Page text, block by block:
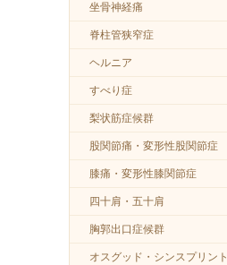
坐骨神経痛
脊柱管狭窄症
ヘルニア
すべり症
梨状筋症候群
股関節痛・変形性股関節症
膝痛・変形性膝関節症
四十肩・五十肩
胸郭出口症候群
オスグッド・シンスプリント